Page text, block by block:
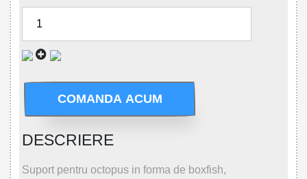
COMANDA ACUM
DESCRIERE
Suport pentru octopus in forma de boxfish,